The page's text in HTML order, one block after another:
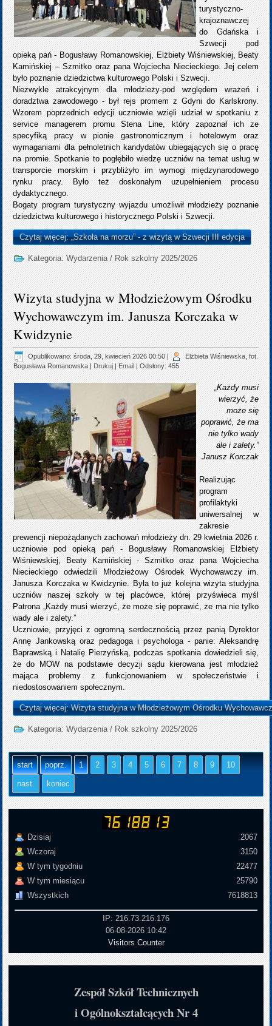
turystyczno-
krajoznawczej
do Gdańska i
Szwecji pod
opieką pań - Bogusławy Romanowskiej, Elżbiety Wiśniewskiej, Beaty
Kamińskiej – Szmitko oraz pana Wojciecha Niecieckiego. Jej celem
było poznanie dziedzictwa kulturowego Polski i Szwecji.
Niezwykle atrakcyjnym dla młodzieży-pod względem wrażeń i
doradztwa zawodowego - był rejs promem z Gdyni do Karlskrony.
Wzorem poprzednich edycji uczniowie wzięli udział w spotkaniu z
service managerem promu Stena Line, który zapoznał ich ze
specyfiką pracy w pionie gastronomicznym i hotelowym oraz
wymaganiami dla pełnoletnich kandydatów ubiegających się o pracę
na promie. Spotkanie to pogłębiło wiedzę uczniów na temat usług w
transporcie morskim i przybliżyło im wymogi międzynarodowego
rynku pracy. Było też doskonałym uzupełnieniem procesu
dydaktycznego.
Bogaty program turystyczny wyjazdu umożliwił młodzieży poznanie
dziedzictwa kulturowego i historycznego Polski i Szwecji.
Czytaj więcej: „Szkoła na morzu” - z wizytą w Szwecji III edycja
Kategoria:Wydarzenia / Rok szkolny 2025/2026
Wizyta studyjna w Młodzieżowym Ośrodku
Wychowawczym im. Janusza Korczaka w
Kwidzynie
Opublikowano: środa, 29, kwiecień 2026 00:50
Elżbieta Wiśniewska, fot.
Bogusława Romanowska
Drukuj Email | Odsłony: 455
„Każdy musi
wierzyć, że
może się
poprawić, że ma
nie tylko wady
ale i zalety.”
Janusz Korczak
Realizując
program
profilaktyki
uniwersalnej w
zakresie
prewencji niepożądanych zachowań młodzieży dn. 29 kwietnia 2026 r.
uczniowie pod opieką pań - Bogusławy Romanowskiej Elżbiety
Wiśniewskiej, Beaty Kamińskiej - Szmitko oraz pana Wojciecha
Niecieckiego odwiedzili Młodzieżowy Ośrodek Wychowawczy im.
Janusza Korczaka w Kwidzynie. Była to już kolejna wizyta studyjna
uczniów naszej szkoły w tej placówce, której przyświeca myśl
Patrona „Każdy musi wierzyć, że może się poprawić, że ma nie tylko
wady ale i zalety.”
Uczniowie, przyjęci z ogromną serdecznością przez panią Dyrektor
Annę Jankowską oraz pedagoga i psychologa - panie: Aleksandrę
Baprawską i Natalię Pierzyńską, podczas spotkania dowiedzieli się,
że do MOW na podstawie decyzji sądu kierowana jest młodzież
mająca problemy z funkcjonowaniem w społeczeństwie i
niedostosowaniem społecznym.
Czytaj więcej: Wizyta studyjna w Młodzieżowym Ośrodku
Kategoria:Wydarzenia / Rok szkolny 2025/2026
start poprz. 1 2 3 4 5 6 7 8 9 10
nast. koniec
Dzisiaj
Wczoraj
W tym tygodniu
W tym miesiącu
Wszystkich
2067
3150
22477
25790
7618813
IP: 216.73.216.176
06-08-2026 10:42
Visitors Counter
Zespół Szkół Technicznych
i Ogólnokształcących Nr 4